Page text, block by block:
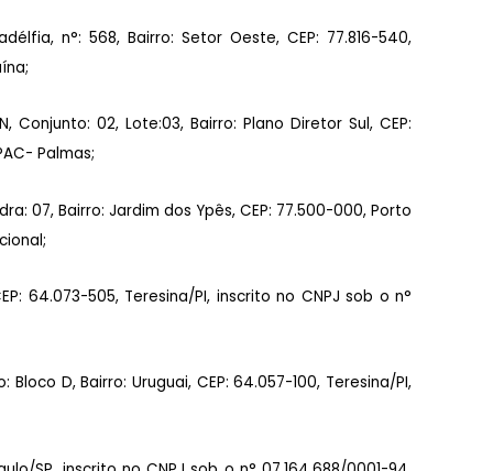
n°: 568, Bairro: Setor Oeste, CEP: 77.816-540,
02, Lote:03, Bairro: Plano Diretor Sul, CEP:
Palmas;
07, Bairro: Jardim dos Ypês, CEP: 77.500-000, Porto
64.073-505, Teresina/PI, inscrito no CNPJ sob o n°
D, Bairro: Uruguai, CEP: 64.057-100, Teresina/PI,